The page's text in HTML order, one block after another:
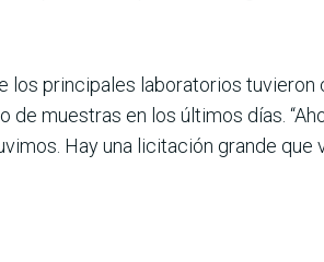
los principales laboratorios tuvieron
muestras en los últimos días.
Hay una licitación grande que